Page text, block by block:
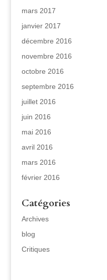
mars 2017
janvier 2017
décembre 2016
novembre 2016
octobre 2016
septembre 2016
juillet 2016
juin 2016
mai 2016
avril 2016
mars 2016
février 2016
Catégories
Archives
blog
Critiques